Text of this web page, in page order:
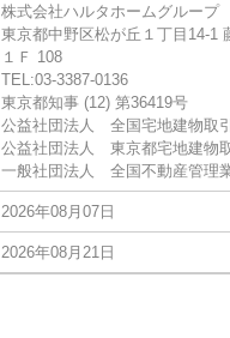
株式会社ハルタホームグループ
東京都中野区松が丘１丁目14-1
１Ｆ 108
TEL:03-3387-0136
東京都知事 (12) 第36419号
公益社団法人 全国宅地建物取
公益社団法人 東京都宅地建物
一般社団法人 全国不動産管理
2026年08月07日
2026年08月21日